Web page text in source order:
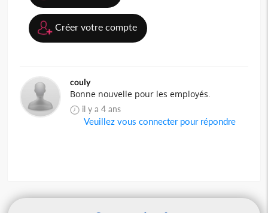
Créer votre compte
couly
Bonne nouvelle pour les employés.
il y a 4 ans
Veuillez vous connecter pour répondre